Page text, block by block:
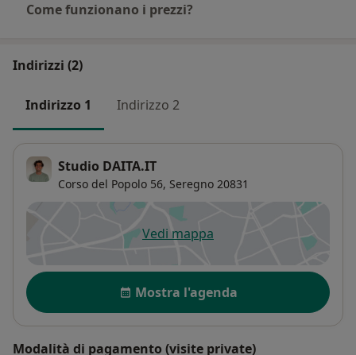
Come funzionano i prezzi?
Indirizzi (2)
Indirizzo 1 Indirizzo 2
Studio DAITA.IT
Corso del Popolo 56, Seregno 20831
Vedi mappasi apre in una nuova scheda
Disponibilità
Mostra l'agenda
Modalità di pagamento (visite private)